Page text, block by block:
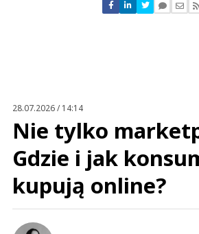
Nie znaleziono komentarzy
Zostaw swoje
28.07.2026 / 14:14
Nie tylko
Gdzie i jak
kupują online?